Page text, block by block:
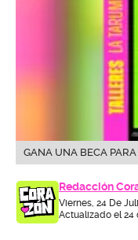
GANA UNA BECA
Redacción
Viernes, 24 De
Actualizado el 24